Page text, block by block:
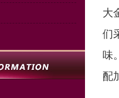
大
们
味
配